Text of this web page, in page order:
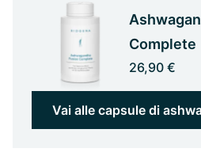
Complete
26,90 €
Vai alle capsule di